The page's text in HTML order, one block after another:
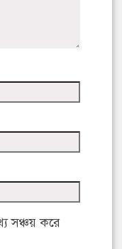
সঞ্চয় করে